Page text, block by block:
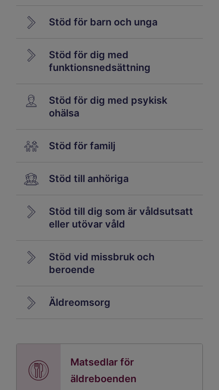
Stöd för barn och unga
Stöd för dig med
funktionsnedsättning
Stöd för dig med psykisk
ohälsa
Stöd för familj
Stöd till anhöriga
Stöd till dig som är våldsutsatt
eller utövar våld
Stöd vid missbruk och
beroende
Äldreomsorg
Matsedlar för
äldreboenden